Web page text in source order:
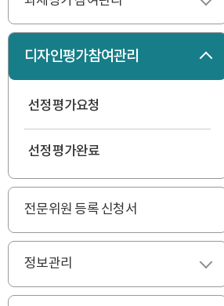
디자인평가참여관리
선정평가요청
선정평가완료
전문위원 등록 신청서
정보관리